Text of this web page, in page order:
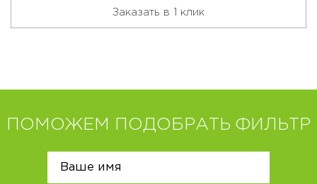
Заказать в 1 клик
ПОМОЖЕМ ПОДОБРАТЬ ФИЛЬТР